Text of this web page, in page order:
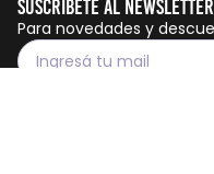
Suscríbete al Newsletter
Para novedades y